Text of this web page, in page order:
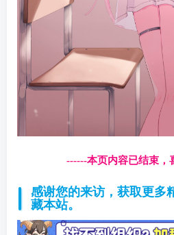
------本页内容已结束，
感谢您的来访，获取更多
藏本站。